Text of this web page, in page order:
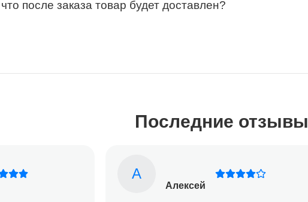
после заказа товар будет доставлен?
Последние отзывы
А
Алексей